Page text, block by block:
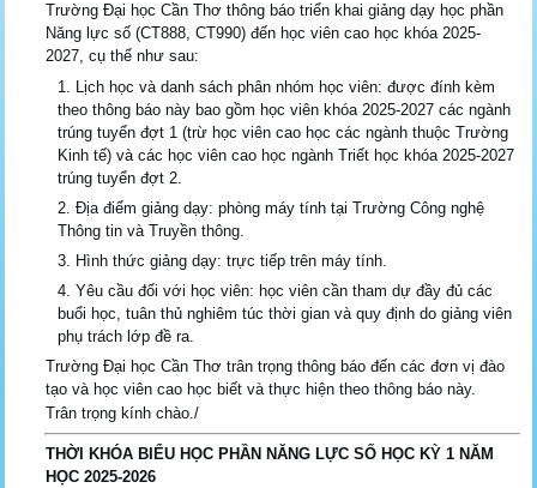
Trường Đại học Cần Thơ thông báo triển khai giảng dạy học phần
Năng lực số (CT888, CT990) đến học viên cao học khóa 2025-
2027, cụ thể như sau:
Lịch học và danh sách phân nhóm học viên: được đính kèm
theo thông báo này bao gồm học viên khóa 2025-2027 các ngành
trúng tuyển đợt 1 (trừ học viên cao học các ngành thuộc Trường
Kinh tế) và các học viên cao học ngành Triết học khóa 2025-2027
trúng tuyển đợt 2.
Địa điểm giảng dạy: phòng máy tính tại Trường Công nghệ
Thông tin và Truyền thông.
Hình thức giảng dạy: trực tiếp trên máy tính.
Yêu cầu đối với học viên: học viên cần tham dự đầy đủ các
buổi học, tuân thủ nghiêm túc thời gian và quy định do giảng viên
phụ trách lớp đề ra.
Trường Đại học Cần Thơ trân trọng thông báo đến các đơn vị đào
tạo và học viên cao học biết và thực hiện theo thông báo này.
Trân trọng kính chào./
THỜI KHÓA BIỂU HỌC PHẦN NĂNG LỰC SỐ HỌC KỲ 1 NĂM
HỌC 2025-2026